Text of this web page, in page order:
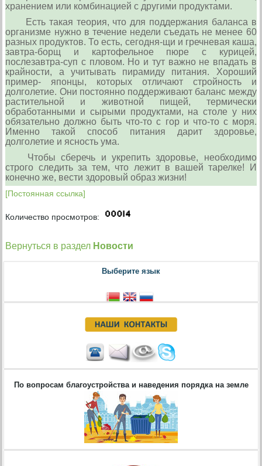
хранением или комбинацией с другими продуктами.
Есть такая теория, что для поддержания баланса в
организме нужно в течение недели съедать не менее 60
разных продуктов. То есть, сегодня-щи и гречневая каша,
завтра-борщ и картофельное пюре с курицей,
послезавтра-суп с пловом. Но и тут важно не впадать в
крайности, а учитывать пирамиду пи­тания. Хороший
пример- японцы, которых отличают строй­ность и
долголетие. Они постоянно поддерживают баланс меж­ду
растительной и живот­ной пищей, термически
обработанными и сыры­ми продуктами, на столе у них
обязательно должно быть что-то с гор и что-то с моря.
Именно такой способ пита­ния дарит здоровье,
долголетие и ясность ума.
Чтобы сберечь и укрепить здоровье, необходимо
строго следить за тем, что лежит в вашей тарелке! И
конечно же, вести здоровый образ жизни!
[Постоянная ссылка]
Количество просмотров:
Вернуться в раздел Новости
Выберите язык
По вопросам благоустройства и наведения порядка на земле